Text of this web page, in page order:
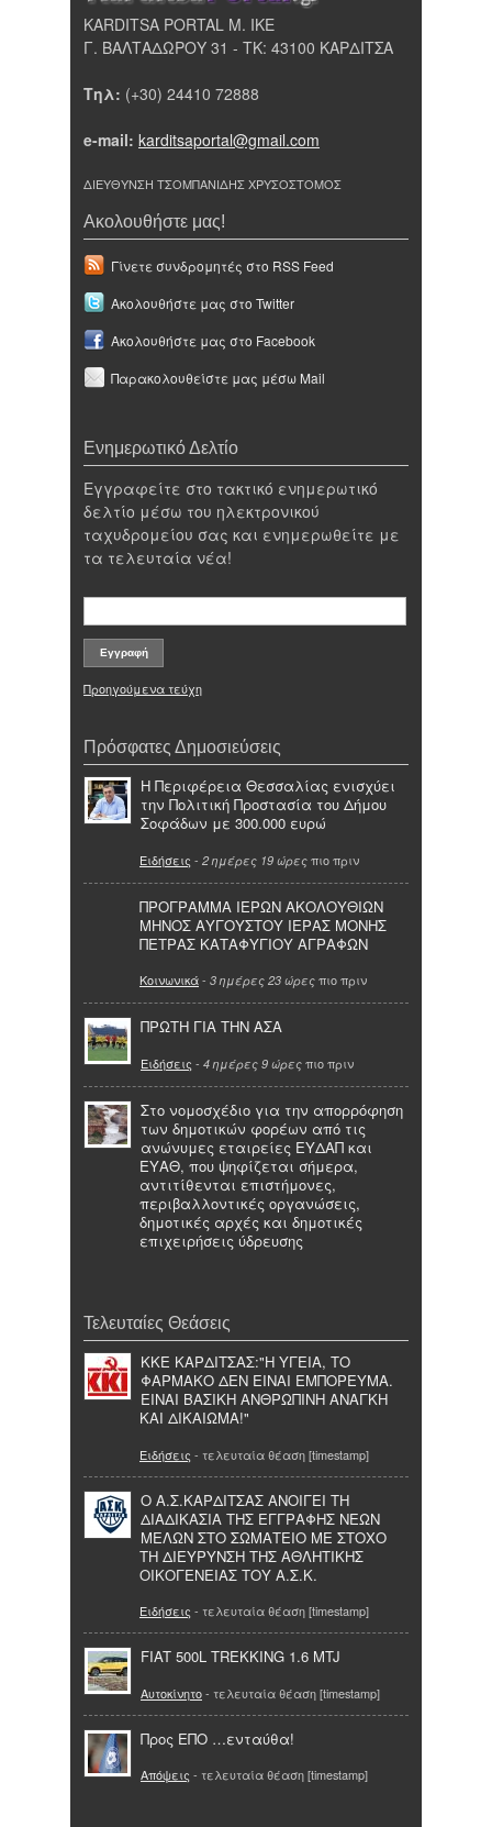
KARDITSA PORTAL Μ. ΙΚΕ
Γ. ΒΑΛΤΑΔΩΡΟΥ 31 - ΤΚ: 43100 ΚΑΡΔΙΤΣΑ
Τηλ: (+30) 24410 72888
e-mail: karditsaportal@gmail.com
ΔΙΕΥΘΥΝΣΗ ΤΣΟΜΠΑΝΙΔΗΣ ΧΡΥΣΟΣΤΟΜΟΣ
Ακολουθήστε μας!
Γίνετε συνδρομητές στο RSS Feed
Ακολουθήστε μας στο Twitter
Ακολουθήστε μας στο Facebook
Παρακολουθείστε μας μέσω Mail
Ενημερωτικό Δελτίο
Εγγραφείτε στο τακτικό ενημερωτικό
δελτίο μέσω του ηλεκτρονικού
ταχυδρομείου σας και ενημερωθείτε με
τα τελευταία νέα!
Προηγούμενα τεύχη
Πρόσφατες Δημοσιεύσεις
Η Περιφέρεια Θεσσαλίας ενισχύει
την Πολιτική Προστασία του Δήμου
Σοφάδων με 300.000 ευρώ
Ειδήσεις - 2 ημέρες 19 ώρες πιο πριν
ΠΡΟΓΡΑΜΜΑ ΙΕΡΩΝ ΑΚΟΛΟΥΘΙΩΝ
ΜΗΝΟΣ ΑΥΓΟΥΣΤΟΥ ΙΕΡΑΣ ΜΟΝΗΣ
ΠΕΤΡΑΣ ΚΑΤΑΦΥΓΙΟΥ ΑΓΡΑΦΩΝ
Κοινωνικά- 3 ημέρες 23 ώρες πιο πριν
ΠΡΩΤΗ ΓΙΑ ΤΗΝ ΑΣΑ
Ειδήσεις - 4 ημέρες 9 ώρες πιο πριν
Στο νομοσχέδιο για την απορρόφηση
των δημοτικών φορέων από τις
ανώνυμες εταιρείες ΕΥΔΑΠ και
ΕΥΑΘ, που ψηφίζεται σήμερα,
αντιτίθενται επιστήμονες,
περιβαλλοντικές οργανώσεις,
δημοτικές αρχές και δημοτικές
επιχειρήσεις ύδρευσης
Τελευταίες Θεάσεις
ΚΚΕ ΚΑΡΔΙΤΣΑΣ:"Η ΥΓΕΙΑ, ΤΟ
ΦΑΡΜΑΚΟ ΔΕΝ ΕΙΝΑΙ ΕΜΠΟΡΕΥΜΑ.
ΕΙΝΑΙ ΒΑΣΙΚΗ ΑΝΘΡΩΠΙΝΗ ΑΝΑΓΚΗ
ΚΑΙ ΔΙΚΑΙΩΜΑ!"
Ειδήσεις - τελευταία θέαση [timestamp]
Ο Α.Σ.ΚΑΡΔΙΤΣΑΣ ΑΝΟΙΓΕΙ ΤΗ
ΔΙΑΔΙΚΑΣΙΑ ΤΗΣ ΕΓΓΡΑΦΗΣ ΝΕΩΝ
ΜΕΛΩΝ ΣΤΟ ΣΩΜΑΤΕΙΟ ΜΕ ΣΤΟΧΟ
ΤΗ ΔΙΕΥΡΥΝΣΗ ΤΗΣ ΑΘΛΗΤΙΚΗΣ
ΟΙΚΟΓΕΝΕΙΑΣ ΤΟΥ Α.Σ.Κ.
Ειδήσεις - τελευταία θέαση [timestamp]
FIAT 500L TREKKING 1.6 MTJ
Αυτοκίνητο- τελευταία θέαση [timestamp]
Προς ΕΠΟ …ενταύθα!
Απόψεις - τελευταία θέαση [timestamp]